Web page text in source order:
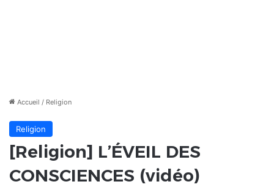
Accueil / Religion
Religion
[Religion] L’ÉVEIL DES
CONSCIENCES (vidéo)